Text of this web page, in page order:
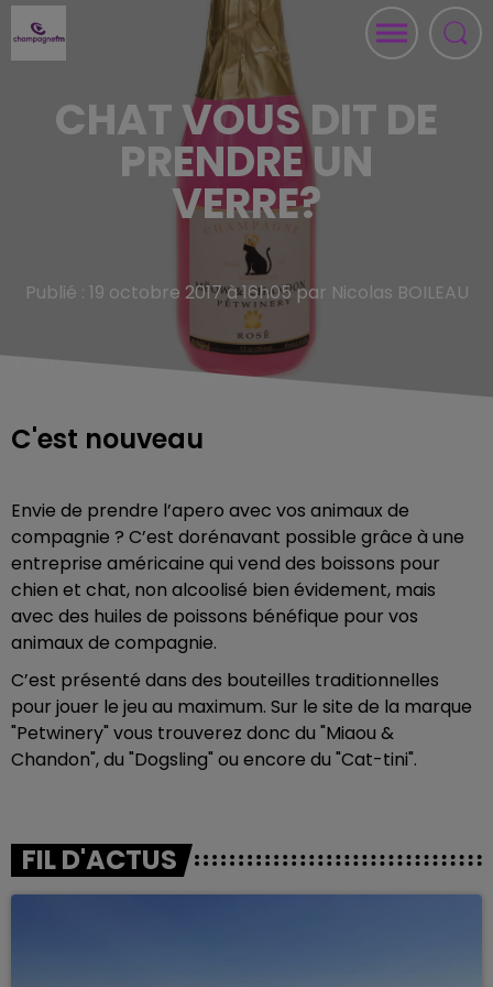
CHAT VOUS DIT DE
PRENDRE UN
VERRE?
Publié : 19 octobre 2017 à 16h05 par Nicolas BOILEAU
C'est nouveau
Envie de prendre l’apero avec vos animaux de
compagnie ? C’est dorénavant possible grâce à une
entreprise américaine qui vend des boissons pour
chien et chat, non alcoolisé bien évidement, mais
avec des huiles de poissons bénéfique pour vos
animaux de compagnie.
C’est présenté dans des bouteilles traditionnelles
pour jouer le jeu au maximum. Sur le site de la marque
"Petwinery" vous trouverez donc du "Miaou &
Chandon", du "Dogsling" ou encore du "Cat-tini".
FIL D'ACTUS